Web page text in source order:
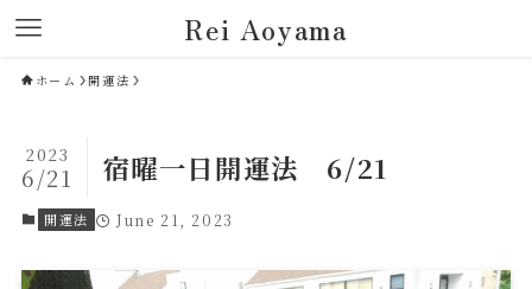
Rei Aoyama
ホーム 開運法
宿曜一日開運法 6/21
2023
6/21
開運法 June 21, 2023